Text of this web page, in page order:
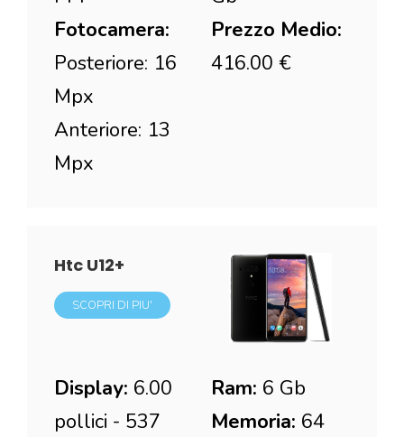
Fotocamera:
Posteriore: 16
Mpx
Anteriore: 13
Mpx
Prezzo Medio:
416.00 €
Htc U12+
SCOPRI DI PIU'
Display: 6.00
pollici - 537
Ram: 6 Gb
Memoria: 64